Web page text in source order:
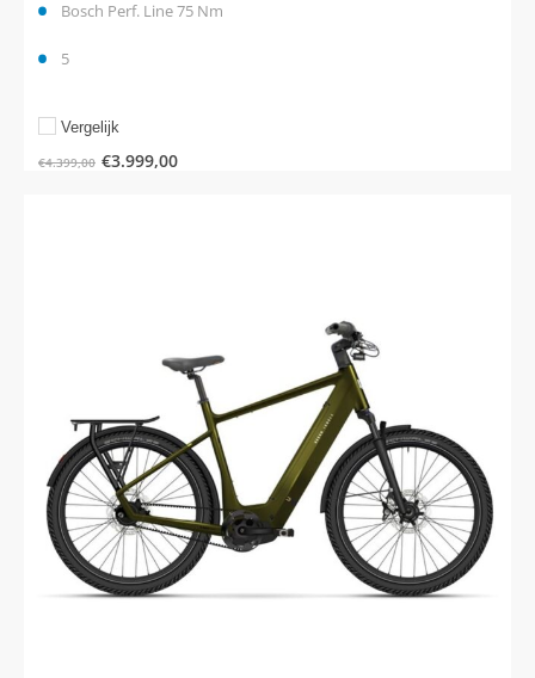
Bosch Perf. Line 75 Nm
5
€4.399,00 €3.999,00
Vergelijk